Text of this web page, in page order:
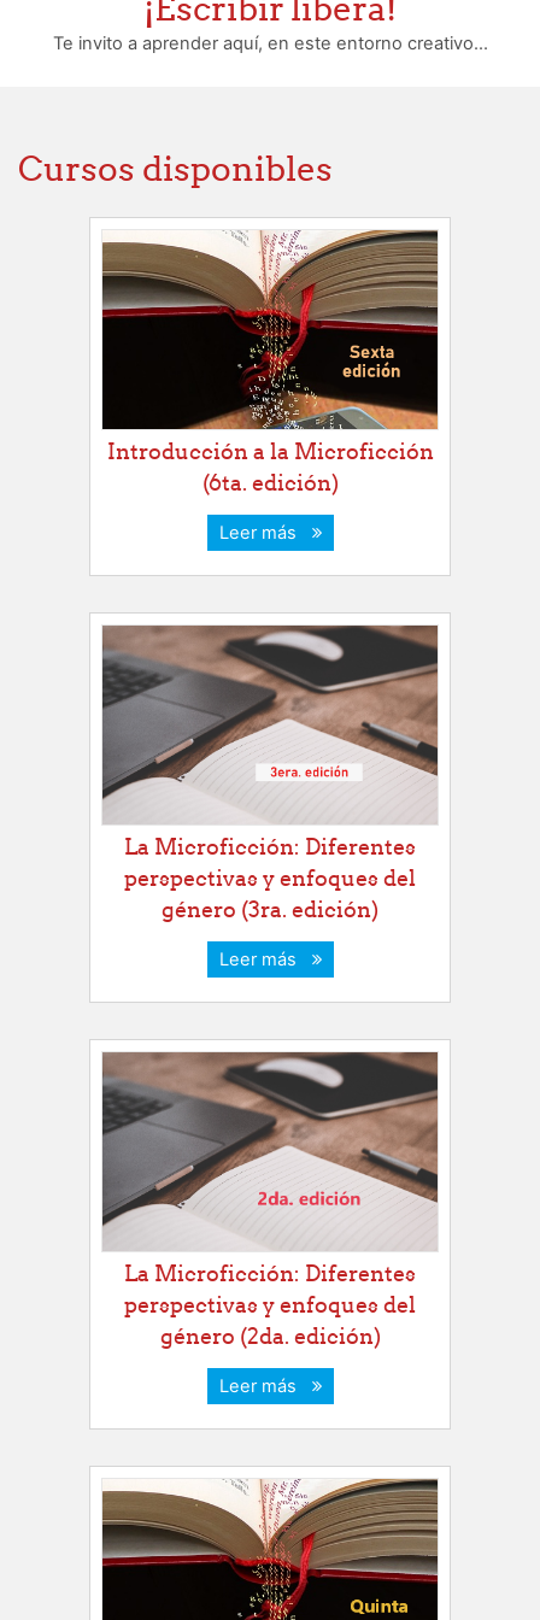
Te invito a aprender aquí, en este entorno creativo...
Cursos disponibles
Introducción a la Microficción
(6ta. edición)
Leer más
La Microficción: Diferentes
perspectivas y enfoques del
género (3ra. edición)
Leer más
La Microficción: Diferentes
perspectivas y enfoques del
género (2da. edición)
Leer más